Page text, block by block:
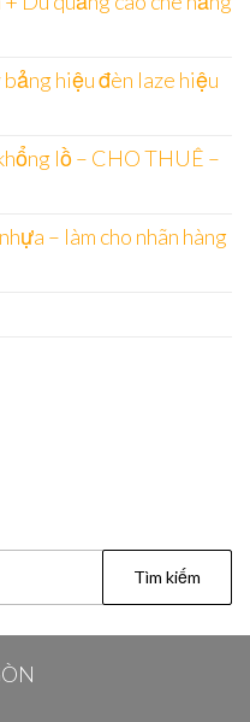
hiệu đèn laze hiệu
lồ – CHO THUÊ –
– làm cho nhãn hàng